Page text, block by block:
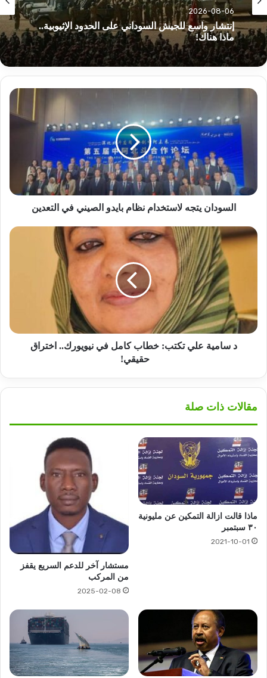
2026-08-06
إنتشار واسع للجيش السوداني على الحدود الإثيوبية..
ماذا هناك!
السودان
لاستخدام
التعدين
السودان يتجه لاستخدام نظام بايدو الصيني في التعدين
د
سامية
في
نيويورك..
اختراق
حقيقي!د سامية علي تكتب: خطاب كامل في نيويورك.. اختراق
حقيقي!
مقالات ذات صلة
ماذا قالت ازالة التمكين عن مليونية
٣٠ سبتمبر
2021-10-01
مستشار آخر للدعم السريع يقفز
من المركب
2025-02-08